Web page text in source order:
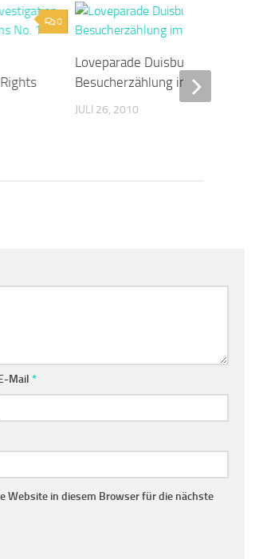
0
Loveparade Duisburg:
Besucherzählung im Internet
JULI 26, 2010
Mail*
Website in diesem Browser für die nächste